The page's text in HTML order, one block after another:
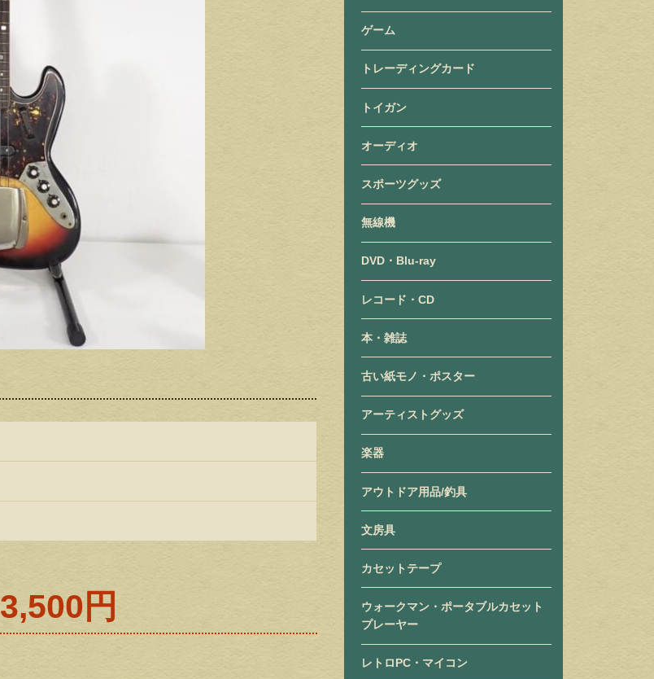
3,500円
ゲーム
トレーディングカード
トイガン
オーディオ
スポーツグッズ
無線機
DVD・Blu-ray
レコード・CD
本・雑誌
古い紙モノ・ポスター
アーティストグッズ
楽器
アウトドア用品/釣具
文房具
カセットテープ
ウォークマン・ポータブルカセット
プレーヤー
レトロPC・マイコン